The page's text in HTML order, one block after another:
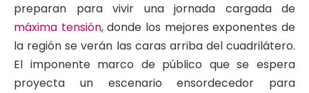
preparan para vivir una jornada cargada de
máxima tensión, donde los mejores exponentes de
la región se verán las caras arriba del cuadrilátero.
El imponente marco de público que se espera
proyecta un escenario ensordecedor para